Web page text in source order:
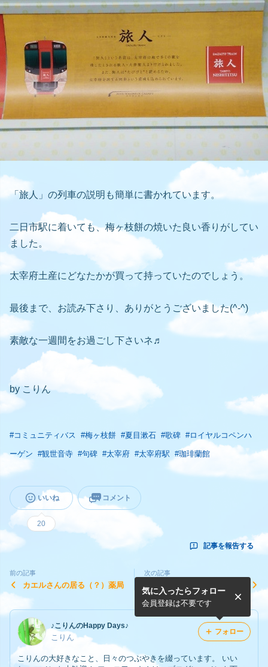
「旅人」の列車の説明も簡単に書かれています。
二日市駅に着いても、梅ヶ枝餅の焼いた良い香りがしてい
ました。
太宰府土産にどなたかが買って持っていたのでしょう。
最後まで、お読み下さり、ありがとうございました(^-^)
素敵な一週間をお過ごし下さいネ♬
by こりん
#コミュニティバス #梅ヶ枝餅 #夏目漱石 #歌碑 #ロイヤルコペンハ
ーゲン #観世音寺 #句碑 #太宰府 #太宰府駅 #珈琲蘭館
いいね
20
コメント
記事を報告する
前の記事
カエルさんの居る（？）薬局
次の記事
♪こりんのHappy Days♪
こりん
こりんの大好きなこと、日々のつぶやきを綴っています。 いい
気に入ったらフォロー
会員登録は不要です
フォロー